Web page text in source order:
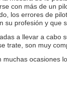
con más de un
los errores de
profesión y que
a llevar a cabo
trate, son muy
ocasiones